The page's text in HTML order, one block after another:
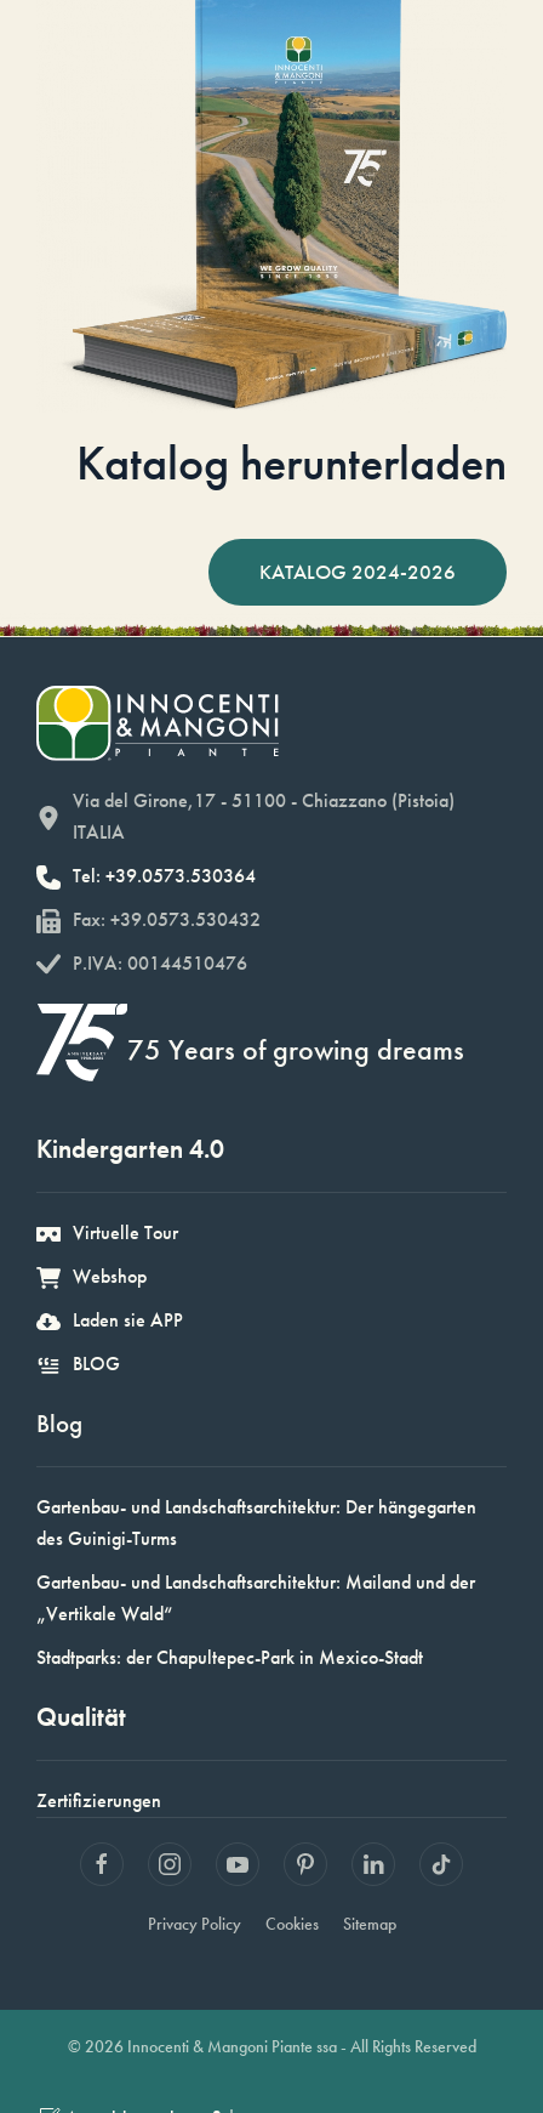
Katalog herunterladen
KATALOG 2024-2026
Via del Girone,17 - 51100 - Chiazzano (Pistoia)
ITALIA
Tel: +39.0573.530364
Fax: +39.0573.530432
P.IVA: 00144510476
75 Years of growing dreams
Kindergarten 4.0
Virtuelle Tour
Webshop
Laden sie APP
BLOG
Blog
Gartenbau- und Landschaftsarchitektur: Der hängegarten
des Guinigi-Turms
Gartenbau- und Landschaftsarchitektur: Mailand und der
„Vertikale Wald“
Stadtparks: der Chapultepec-Park in Mexico-Stadt
Qualität
Zertifizierungen
Privacy Policy Cookies Sitemap
© 2026 Innocenti & Mangoni Piante ssa - All Rights Reserved